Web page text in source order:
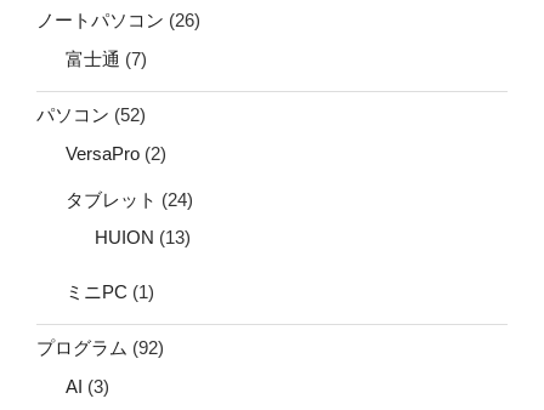
ノートパソコン (26)
富士通 (7)
パソコン (52)
VersaPro (2)
タブレット (24)
HUION (13)
ミニPC (1)
プログラム (92)
AI (3)